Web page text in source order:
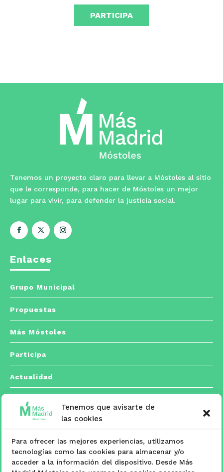
Tenemos que avisarte de
las cookies
Para ofrecer las mejores experiencias, utilizamos
tecnologías como las cookies para almacenar y/o
acceder a la información del dispositivo. Desde Más
PARTICIPA
Tenemos un proyecto claro para llevar a Móstoles al sitio
que le corresponde, para hacer de Móstoles un mejor
lugar para vivir, para defender la justicia social.
Enlaces
Grupo Municipal
Propuestas
Más Móstoles
Participa
Actualidad
Contacto
 C/ Españoleto, 5 posterior. 28933 Móstoles,
Madrid